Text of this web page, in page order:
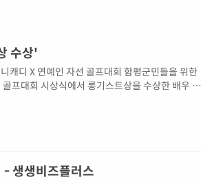
수상'
캐디 X 연예인 자선 골프대회 함평군민들을 위한
프대회 시상식에서 롱기스트상을 수상한 배우 이
생생비즈플러스